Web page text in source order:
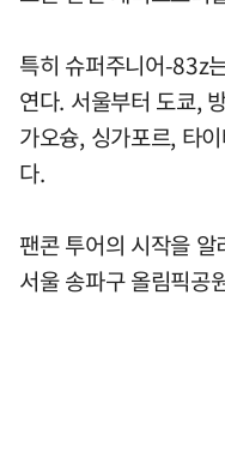
특히 슈퍼주니어-83z
연다. 서울부터 도쿄,
가오슝, 싱가포르, 타
다.
팬콘 투어의 시작을
서울 송파구 올림픽공